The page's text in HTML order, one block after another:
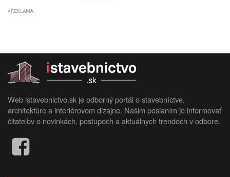
Web istavebnictvo.sk je odborný portál o stavebníctve,
architektúre a interiérovom dizajne. Našim poslaním je informovať
čitateľov o novinkách, postupoch a aktuálnych trendoch v odbore.